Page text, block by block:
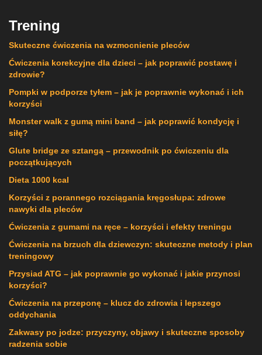
Trening
Skuteczne ćwiczenia na wzmocnienie pleców
Ćwiczenia korekcyjne dla dzieci – jak poprawić postawę i
zdrowie?
Pompki w podporze tyłem – jak je poprawnie wykonać i ich
korzyści
Monster walk z gumą mini band – jak poprawić kondycję i
siłę?
Glute bridge ze sztangą – przewodnik po ćwiczeniu dla
początkujących
Dieta 1000 kcal
Korzyści z porannego rozciągania kręgosłupa: zdrowe
nawyki dla pleców
Ćwiczenia z gumami na ręce – korzyści i efekty treningu
Ćwiczenia na brzuch dla dziewczyn: skuteczne metody i plan
treningowy
Przysiad ATG – jak poprawnie go wykonać i jakie przynosi
korzyści?
Ćwiczenia na przeponę – klucz do zdrowia i lepszego
oddychania
Zakwasy po jodze: przyczyny, objawy i skuteczne sposoby
radzenia sobie